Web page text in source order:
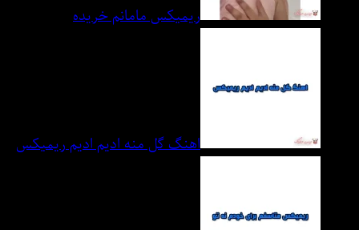
ریمیکس مامانم خریده
اهنگ گل منه ادیم ادیم ریمیکس